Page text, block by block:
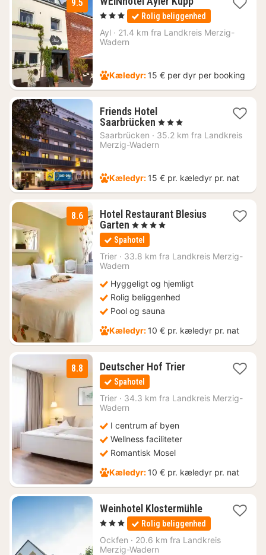
9.5
nat
fra
950
, 3 Stjerner Rolig beliggenhed
Ayl · 21.4 km fra Landkreis Merzig-
Wadern
Kæledyr: 15 € per dyr per booking
Friends Hotel
Saarbrücken 1
nat
fra
, 3 Stjerner
Saarbrücken · 35.2 km fra Landkreis
Merzig-Wadern
Kæledyr: 15 € pr. kæledyr pr. nat
8.6
Hotel Restaurant Blesius
Garten 1
nat
fra
1058
, 4 Stjerner
Spahotel
Trier · 33.8 km fra Landkreis Merzig-
Wadern
Hyggeligt og hjemligt
Rolig beliggenhed
Pool og sauna
Kæledyr: 10 € pr. kæledyr pr. nat
8.8 Deutscher Hof Trier3
853
Spahotel
Trier · 34.3 km fra Landkreis Merzig-
Wadern
I centrum af byen
Wellness faciliteter
Romantisk Mosel
Kæledyr: 10 € pr. kæledyr pr. nat
Weinhotel Klostermühle1
nat
fra
1247
, 3 Stjerner Rolig beliggenhed
Ockfen · 20.6 km fra Landkreis
Merzig-Wadern